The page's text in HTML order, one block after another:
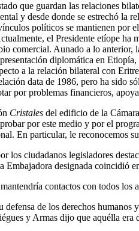
que guardan las relaciones
y desde donde se estrechó la
políticos se mantienen por
el Presidente etíope
comercial. Aunado a lo
diplomática en
a la relación bilateral con
data de 1986, pero ha sido
por problemas financieros,
Cristales del edificio de la
por este medio y por el
En particular, le reconocemos
los ciudadanos legisladores
Embajadora designada
contactos con todos los
defensa de los derechos
y Armas dijo que aquélla